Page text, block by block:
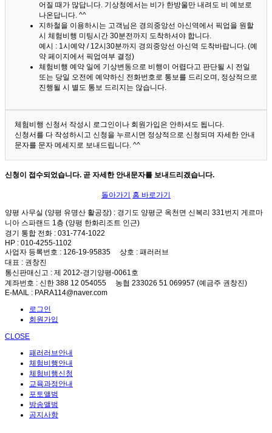
어질 때가 많답니다. 기상청에서는 비가 한방울만 내려도 비 예보로
나온답니다. ^^
지하철을 이용하시는 고객님은 경의중앙선 아신역에서 픽업을 원할
시 체험비행 미팅시간 30분전까지 도착하셔야 합니다.
예시 : 1시예약 / 12시30분까지 경의중앙선 아신역 도착바랍니다. (예
약 페이지에서 픽업여부 결정)
체험비행 예약 일에 기상변동으로 비행이 어렵다고 판단될 시 전일
또는 당일 오전에 예약하신 전화번호로 통보를 드리오며, 정상적으로
진행될 시 별도 통보 드리지는 않습니다.
체험비행 신청서 작성시 로그인이나 회원가입은 안하셔도 됩니다.
신청서를 다 작성하시고 신청을 누르시면 정상적으로 신청되며 자세한 안내
문자를 문자 메세지로 보내드립니다. ^^
신청이 접수되었습니다. 곧 자세한 안내문자를 보내드리겠습니다.
돌아가기 홈 바로가기
양평 사무실 (양평 유명산 활공장) : 경기도 양평군 옥천면 신복리 331번지 게르마
니아 스파랜드 1층 (양평 한화리조트 인근)
경기 통합 전화 : 031-774-1022
HP : 010-4255-1102
사업자 등록번호 : 126-19-95835 상호 : 패러러브
대표 : 권창진
통신판매신고 : 제 2012-경기양평-0061호
계좌번호 : 신한 388 12 054055 농협 233026 51 069957 (예금주 권창진)
E-MAIL : PARA114@naver.com
로그인
회원가입
CLOSE
패러러브안내
체험비행안내
체험비행신청
교육과정안내
포토앨범
방송앨범
공지사항